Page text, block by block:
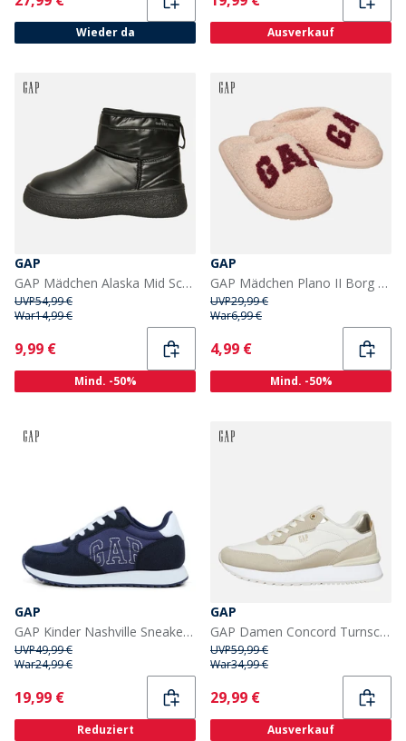
Wieder da Ausverkauf
GAP
GAP Mädchen Alaska Mid Schneestiefel Schwarz
UVP54,99 €
War14,99 €
Current
9,99 €
Mind. -50%
GAP
GAP Mädchen Plano II Borg Hausschuhe Puderrosa
UVP29,99 €
War6,99 €
Current
4,99 €
Mind. -50%
GAP
GAP Kinder Nashville Sneaker Blau
UVP49,99 €
War24,99 €
Current
19,99 €
Reduziert
GAP
GAP Damen Concord Turnschuhe Sand
UVP59,99 €
War34,99 €
Current
29,99 €
Ausverkauf